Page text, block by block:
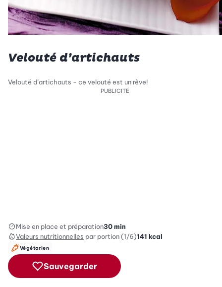
Velouté d’artichauts
Velouté d’artichauts - ce velouté est un rêve!
PUBLICITÉ
Mise en place et préparation30 min
Valeurs nutritionnelles par portion (1/6)141 kcal
Végétarien
Sauvegarder